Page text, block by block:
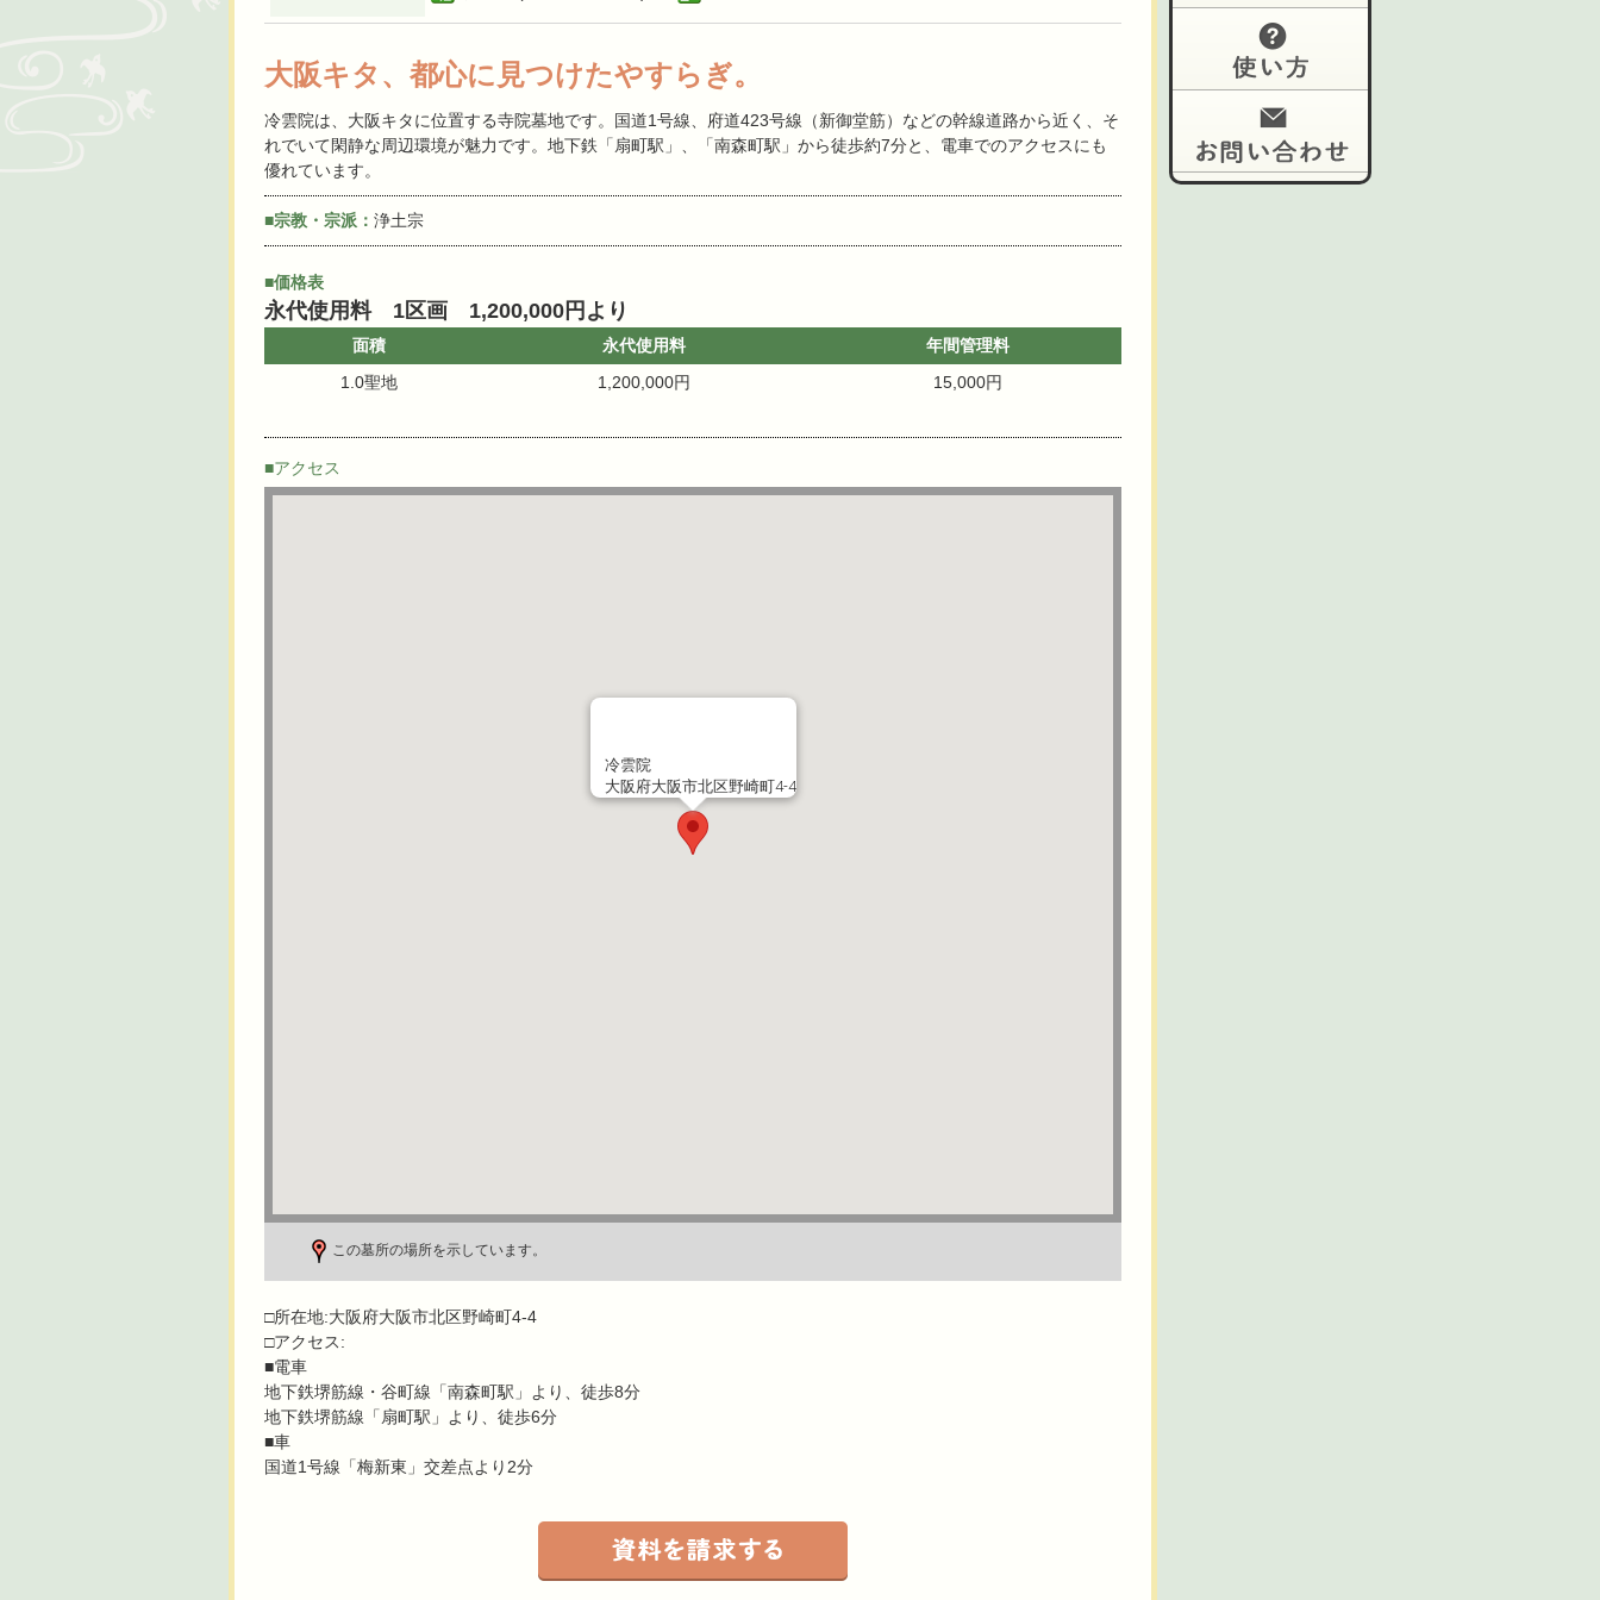
大阪キタ、都心に見つけたやすらぎ。
冷雲院は、大阪キタに位置する寺院墓地です。国道1号線、府道423号線（新御堂筋）などの幹線道路から近く、そ
れでいて閑静な周辺環境が魅力です。地下鉄「扇町駅」、「南森町駅」から徒歩約7分と、電車でのアクセスにも
優れています。
■宗教・宗派： 浄土宗
■価格表
永代使用料 1区画 1,200,000円より
面積 永代使用料
年間管理料
1.0聖地
1,200,000円 15,000円
■アクセス
冷雲院
大阪府大阪市北区野崎町4-4
この墓所の場所を示しています。
□所在地:大阪府大阪市北区野崎町4-4
□アクセス:
■電車
地下鉄堺筋線・谷町線「南森町駅」より、徒歩8分
地下鉄堺筋線「扇町駅」より、徒歩6分
■車
国道1号線「梅新東」交差点より2分